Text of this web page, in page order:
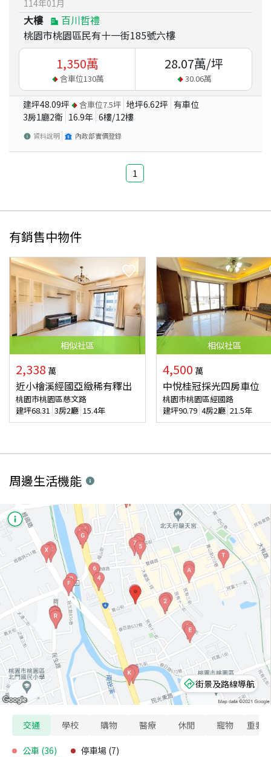
114年01 月
大樓
百川哲禮
桃園市桃園區民有十一街185號六樓
1,350萬
含車位130萬
28.07萬/坪
30.06萬
建坪48.09坪 含車位7.5坪 地坪6.62坪 有車位
3房1廳2衛 16.9年 6樓/12樓
資料說明 內政部實價登錄
1
有銷售中物件
相似社區
2,338 萬
近小檜溪經國亞緻稀有釋出
桃園市桃園區慈文路
建坪68.31 3房2廳 15.4年
相似社區
4,500 萬
中悅桂冠採光四房車位
桃園市桃園區經國路
建坪90.79 4房2廳 21.5年
周邊生活機能
街景及路線導航
交通 學校 購物 醫療 休閒 寵物 重要
公車 (36) 停車場 (7)